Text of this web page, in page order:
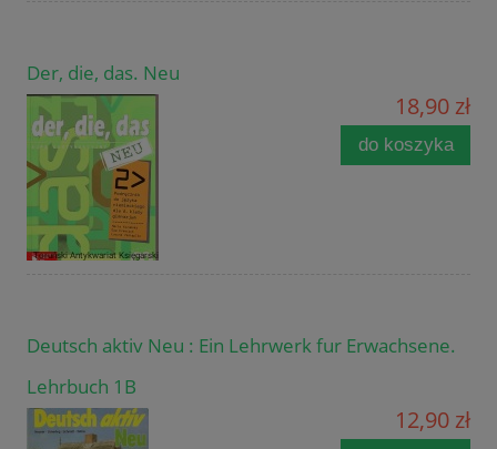
Der, die, das. Neu
18,90 zł
do koszyka
Deutsch aktiv Neu : Ein Lehrwerk fur Erwachsene.
Lehrbuch 1B
12,90 zł